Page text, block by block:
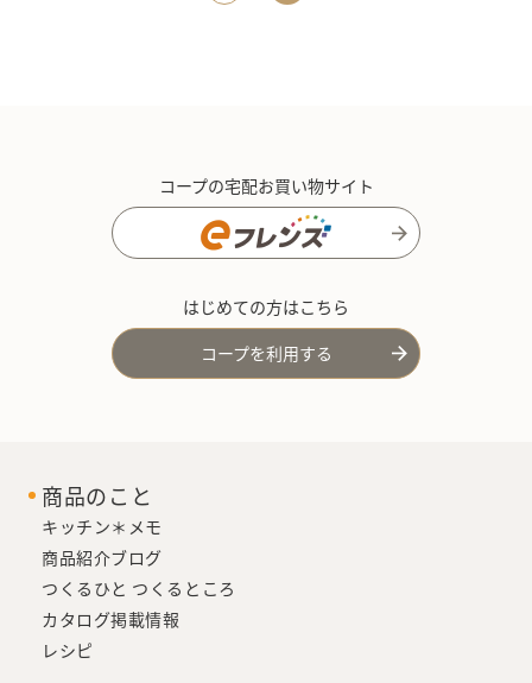
コープの宅配お買い物サイト
はじめての方はこちら
コープを利用する
商品のこと
キッチン＊メモ
商品紹介ブログ
つくるひと つくるところ
カタログ掲載情報
レシピ